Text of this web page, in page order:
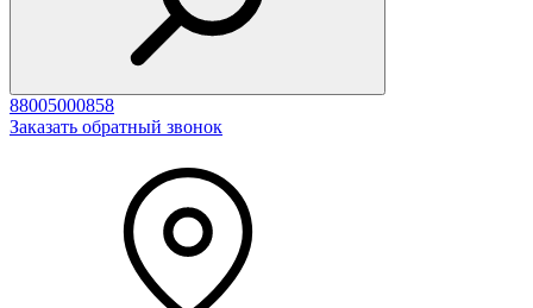
88005000858
Заказать обратный звонок